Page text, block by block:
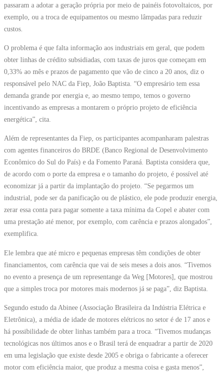
passaram a adotar a geração própria por meio de painéis fotovoltaicos, por
exemplo, ou a troca de equipamentos ou mesmo lâmpadas para reduzir
custos.
O problema é que falta informação aos industriais em geral, que podem
obter linhas de crédito subsidiadas, com taxas de juros que começam em
0,33% ao mês e prazos de pagamento que vão de cinco a 20 anos, diz o
responsável pelo NAC da Fiep, João Baptista. “O empresário tem essa
demanda grande por energia e, ao mesmo tempo, temos o governo
incentivando as empresas a montarem o próprio projeto de eficiência
energética”, cita.
Além de representantes da Fiep, os participantes acompanharam palestras
com agentes financeiros do BRDE (Banco Regional de Desenvolvimento
Econômico do Sul do País) e da Fomento Paraná. Baptista considera que,
de acordo com o porte da empresa e o tamanho do projeto, é possível até
economizar já a partir da implantação do projeto. “Se pegarmos um
industrial, pode ser da panificação ou de plástico, ele pode produzir energia,
zerar essa conta para pagar somente a taxa mínima da Copel e abater com
uma prestação até menor, por exemplo, com carência e prazos alongados”,
exemplifica.
Ele lembra que até micro e pequenas empresas têm condições de obter
financiamentos, com carência que vai de seis meses a dois anos. “Tivemos
no evento a presença de um representange da Weg [Motores], que mostrou
que a simples troca por motores mais modernos já se paga”, diz Baptista.
Segundo estudo da Abinee (Associação Brasileira da Indústria Elétrica e
Eletrônica), a média de idade de motores elétricos no setor é de 17 anos e
há possibilidade de obter linhas também para a troca. “Tivemos mudanças
tecnológicas nos últimos anos e o Brasil terá de enquadrar a partir de 2020
em uma legislação que existe desde 2005 e obriga o fabricante a oferecer
motor com eficiência maior, que produz a mesma coisa e gasta menos”,